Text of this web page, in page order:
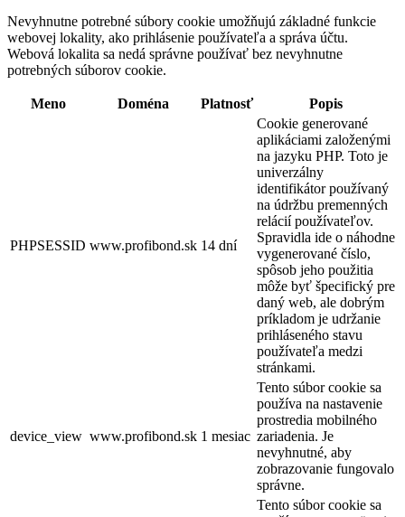
Nevyhnutne potrebné súbory cookie umožňujú základné funkcie
webovej lokality, ako prihlásenie používateľa a správa účtu.
Webová lokalita sa nedá správne používať bez nevyhnutne
potrebných súborov cookie.
Meno Doména Platnosť Popis
PHPSESSID www.profibond.sk 14 dní
Cookie generované
aplikáciami založenými
na jazyku PHP. Toto je
univerzálny
identifikátor používaný
na údržbu premenných
relácií používateľov.
Spravidla ide o náhodne
vygenerované číslo,
spôsob jeho použitia
môže byť špecifický pre
daný web, ale dobrým
príkladom je udržanie
prihláseného stavu
používateľa medzi
stránkami.
device_view www.profibond.sk 1 mesiac
Tento súbor cookie sa
používa na nastavenie
prostredia mobilného
zariadenia. Je
nevyhnutné, aby
zobrazovanie fungovalo
správne.
Tento súbor cookie sa